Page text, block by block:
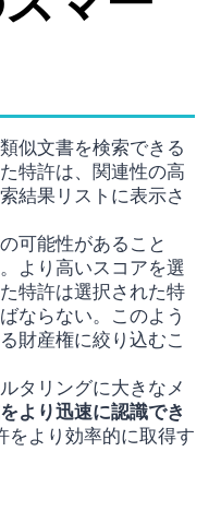
似文書を検索できる
特許は、関連性の高
結果リストに表示さ
可能性があること
より高いスコアを選
特許は選択された特
ならない。このよう
財産権に絞り込むこ
タリングに大きなメ
より迅速に認識でき
をより効率的に取得す